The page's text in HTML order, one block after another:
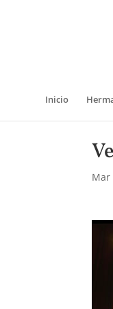
Inicio
Mar